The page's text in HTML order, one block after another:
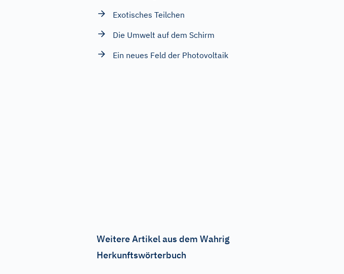
Exotisches Teilchen
Die Umwelt auf dem Schirm
Ein neues Feld der Photovoltaik
Weitere Artikel aus dem Wahrig
Herkunftswörterbuch